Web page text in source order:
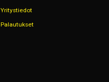
Yritystiedot
Palautukset